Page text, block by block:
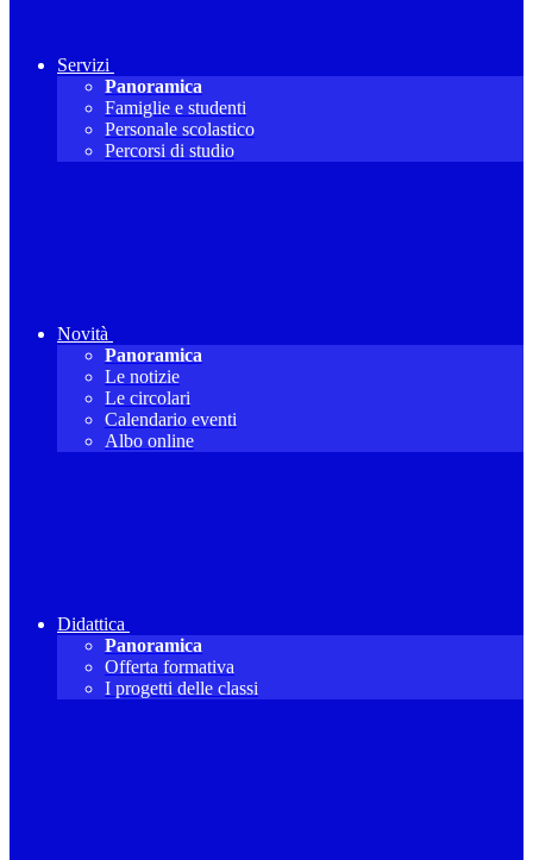
Servizi
Panoramica
Famiglie e studenti
Personale scolastico
Percorsi di studio
Novità
Panoramica
Le notizie
Le circolari
Calendario eventi
Albo online
Didattica
Panoramica
Offerta formativa
I progetti delle classi